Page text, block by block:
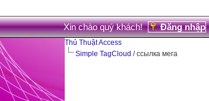
Xin chào quý khách! Đăng nhập
Thủ Thuật Access
Simple TagCloud / ссылка мега